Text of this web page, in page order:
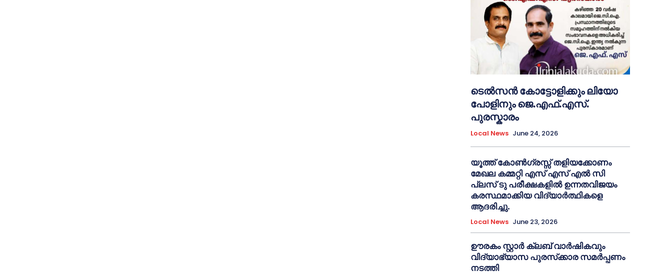
ടെൽസൻ കോട്ടോളിക്കും ലിയോ
പോളിനും ജെ.എഫ്.എസ്.
പുരസ്കാരം
Local News June 24, 2026
യൂത്ത് കോൺഗ്രസ്സ് തളിയക്കോണം
മേഖല കമ്മറ്റി എസ് എസ് എൽ സി
പ്ലസ് ടു പരീക്ഷകളിൽ ഉന്നതവിജയം
കരസ്ഥമാക്കിയ വിദ്യാർത്ഥികളെ
ആദരിച്ചു.
Local News June 23, 2026
ഊരകം സ്റ്റാർ ക്ലബ് വാർഷികവും
വിദ്യാഭ്യാസ പുരസ്‌ക്കാര സമർപ്പണം
നടത്തി